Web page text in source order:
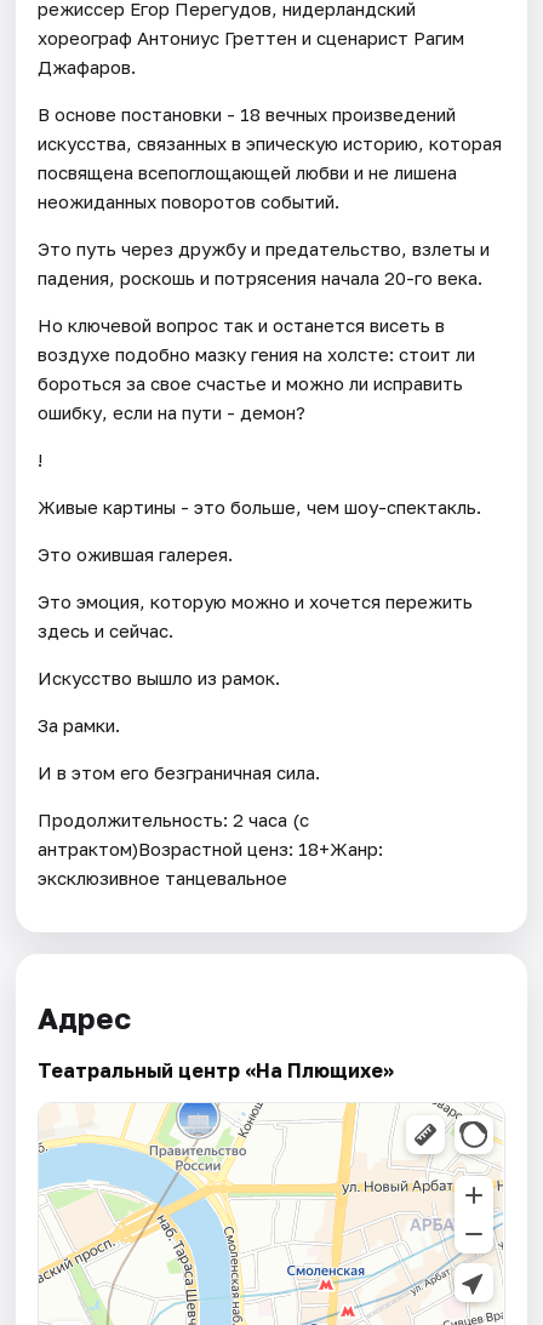
режиссер Егор Перегудов, нидерландский
хореограф Антониус Греттен и сценарист Рагим
Джафаров.
В основе постановки - 18 вечных произведений
искусства, связанных в эпическую историю, которая
посвящена всепоглощающей любви и не лишена
неожиданных поворотов событий.
Это путь через дружбу и предательство, взлеты и
падения, роскошь и потрясения начала 20-го века.
Но ключевой вопрос так и останется висеть в
воздухе подобно мазку гения на холсте: стоит ли
бороться за свое счастье и можно ли исправить
ошибку, если на пути - демон?
!
Живые картины - это больше, чем шоу-спектакль.
Это ожившая галерея.
Это эмоция, которую можно и хочется пережить
здесь и сейчас.
Искусство вышло из рамок.
За рамки.
И в этом его безграничная сила.
Продолжительность: 2 часа (с
антрактом)Возрастной ценз: 18+Жанр:
эксклюзивное танцевальное
Адрес
Театральный центр «На Плющихе»